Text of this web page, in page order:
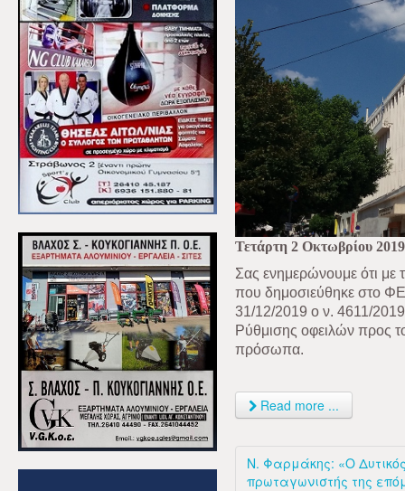
Τετάρτη 2 Οκτωβρίου 2019
Σας ενημερώνουμε ότι με
που δημοσιεύθηκε στο
31/12/2019 ο ν. 4611/
Ρύθμισης οφειλών προς
πρόσωπα.
Read more ...
Ν. Φαρμάκης: «Ο
πρωταγωνιστής της